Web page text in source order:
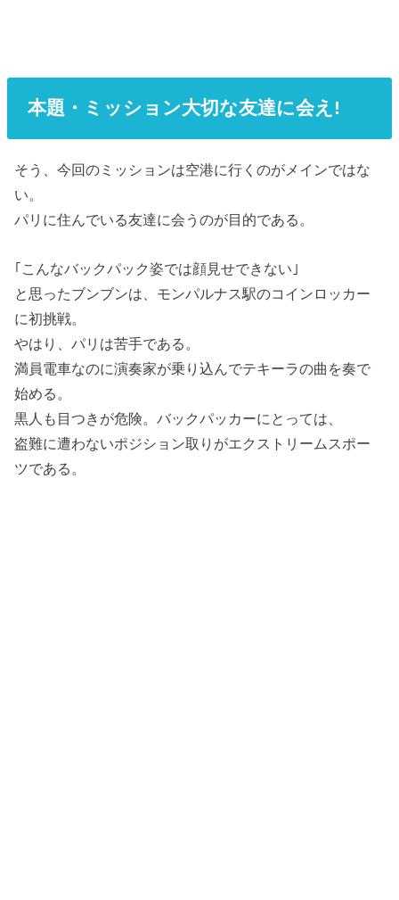
本題・ミッション大切な友達に会え!
そう、今回のミッションは空港に行くのがメインではな
い。
パリに住んでいる友達に会うのが目的である。
｢こんなバックパック姿では顔見せできない｣
と思ったブンブンは、モンパルナス駅のコインロッカー
に初挑戦。
やはり、パリは苦手である。
満員電車なのに演奏家が乗り込んでテキーラの曲を奏で
始める。
黒人も目つきが危険。バックパッカーにとっては、
盗難に遭わないポジション取りがエクストリームスポー
ツである。